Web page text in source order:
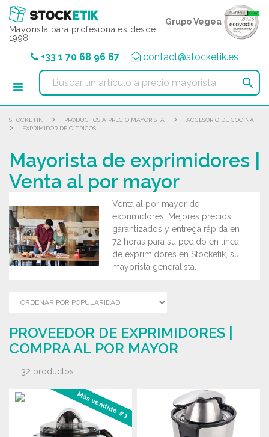
Mayorista para profesionales desde
1998
Grupo Vegea
+33 1 70 68 96 67 contact@stocketik.es

STOCKETIK > PRODUCTOS A PRECIO MAYORISTA > ACCESORIO DE COCINA
> EXPRIMIDOR DE CÍTRICOS
Mayorista de exprimidores |
Venta al por mayor
Venta al por mayor de
exprimidores. Mejores precios
garantizados y entrega rápida en
72 horas para su pedido en línea
de exprimidores en Stocketik, su
mayorista generalista.
PROVEEDOR DE EXPRIMIDORES |
COMPRA AL POR MAYOR
32 productos
Más vendido #1
Panel de gestión de cookies